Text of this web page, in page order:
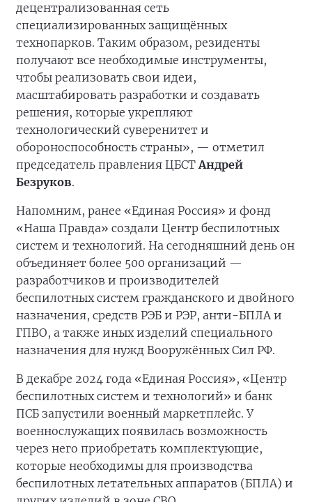
децентрализованная сеть
специализированных защищённых
технопарков. Таким образом, резиденты
получают все необходимые инструменты,
чтобы реализовать свои идеи,
масштабировать разработки и создавать
решения, которые укрепляют
технологический суверенитет и
обороноспособность страны», — отметил
председатель правления ЦБСТАндрей
Безруков.
Напомним, ранее «Единая Россия» и фонд
«Наша Правда» создали Центр беспилотных
систем и технологий. На сегодняшний день он
объединяет более 500 организаций —
разработчиков и производителей
беспилотных систем гражданского и двойного
назначения, средств РЭБ и РЭР, анти-БПЛА и
ГПВО, а также иных изделий специального
назначения для нужд Вооружённых Сил РФ.
В декабре 2024 года «Единая Россия», «Центр
беспилотных систем и технологий» и банк
ПСБ запустили военный маркетплейс. У
военнослужащих появилась возможность
через него приобретать комплектующие,
которые необходимы для производства
беспилотных летательных аппаратов (БПЛА) и